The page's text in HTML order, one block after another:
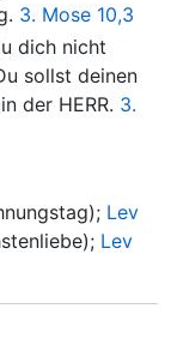
3. Mose 10,3
dich nicht
sollst deinen
der HERR. 3.
Lev
Lev